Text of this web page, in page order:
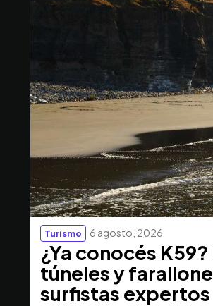
Turismo 6 agosto, 2026
¿Ya conocés
túneles y
surfistas expertos